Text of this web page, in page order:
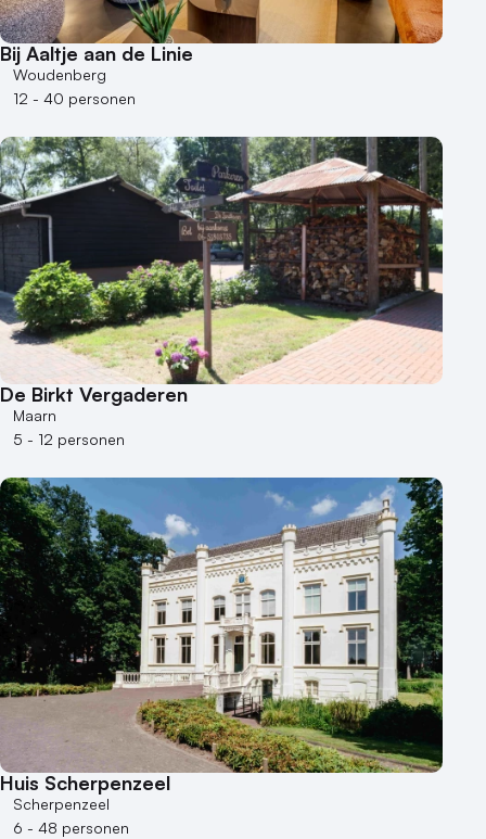
Bij Aaltje aan de Linie
Woudenberg
12 - 40 personen
De Birkt Vergaderen
Maarn
5 - 12 personen
Huis Scherpenzeel
Scherpenzeel
6 - 48 personen